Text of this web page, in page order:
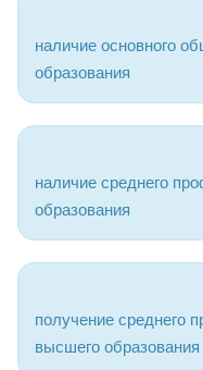
наличие основного
образования
наличие среднего
образования
получение среднего
высшего образования